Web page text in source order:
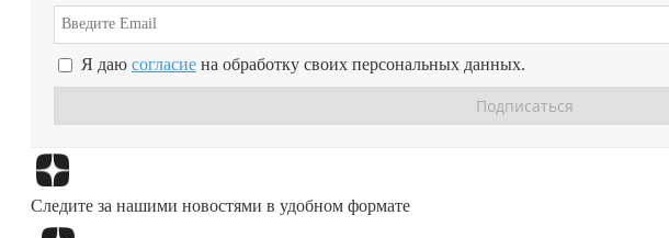
Я даю согласие на обработку своих персональных данных.
Следите за нашими новостями в удобном формате